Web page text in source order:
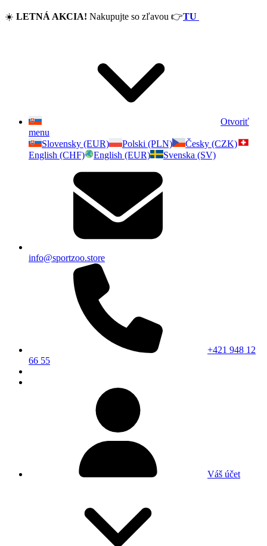
☀️ LETNÁ AKCIA! Nakupujte so zľavou 👉TU
Otvoriť
menu
Slovensky (EUR)
Polski (PLN)
Česky (CZK)
English (CHF)
English (EUR) Svenska (SV)
info@sportzoo.store
+421 948 12
66 55
Váš účet